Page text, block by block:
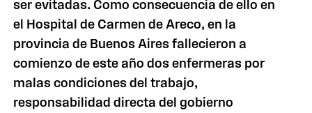
ser evitadas. Como consecuencia de ello en
el Hospital de Carmen de Areco, en la
provincia de Buenos Aires fallecieron a
comienzo de este año dos enfermeras por
malas condiciones del trabajo,
responsabilidad directa del gobierno